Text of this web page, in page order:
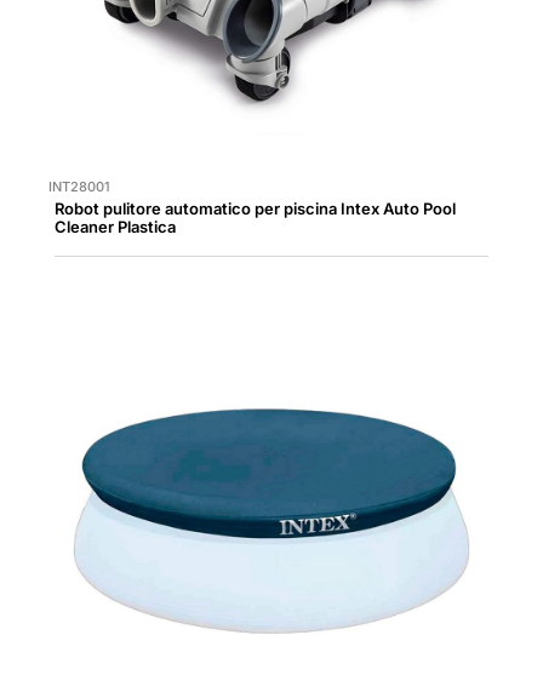
INT28001
Robot pulitore automatico per piscina Intex Auto Pool
Cleaner Plastica